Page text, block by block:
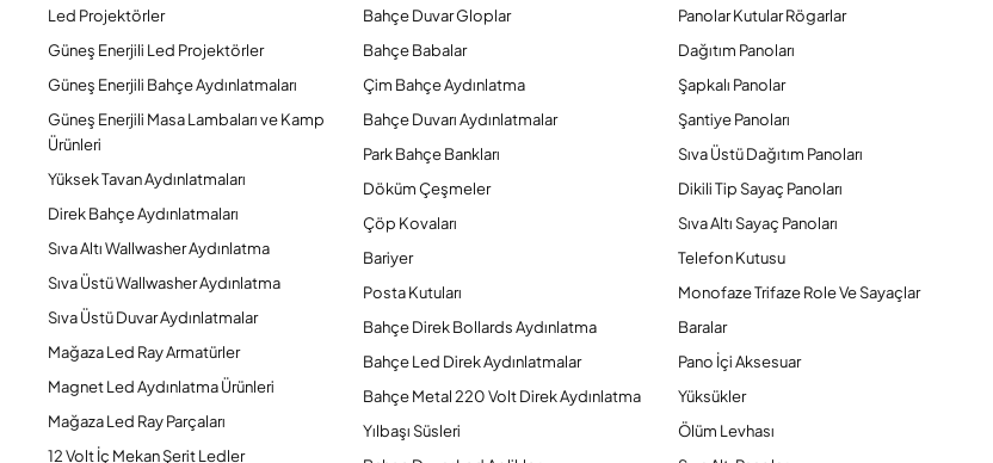
Led Projektörler
Güneş Enerjili Led Projektörler
Güneş Enerjili Bahçe Aydınlatmaları
Güneş Enerjili Masa Lambaları ve Kamp
Ürünleri
Yüksek Tavan Aydınlatmaları
Direk Bahçe Aydınlatmaları
Sıva Altı Wallwasher Aydınlatma
Sıva Üstü Wallwasher Aydınlatma
Sıva Üstü Duvar Aydınlatmalar
Mağaza Led Ray Armatürler
Magnet Led Aydınlatma Ürünleri
Mağaza Led Ray Parçaları
12 Volt İç Mekan Şerit Ledler
Bahçe Duvar Gloplar
Bahçe Babalar
Çim Bahçe Aydınlatma
Bahçe Duvarı Aydınlatmalar
Park Bahçe Bankları
Döküm Çeşmeler
Çöp Kovaları
Bariyer
Posta Kutuları
Bahçe Direk Bollards Aydınlatma
Bahçe Led Direk Aydınlatmalar
Bahçe Metal 220 Volt Direk Aydınlatma
Yılbaşı Süsleri
Panolar Kutular Rögarlar
Dağıtım Panoları
Şapkalı Panolar
Şantiye Panoları
Sıva Üstü Dağıtım Panoları
Dikili Tip Sayaç Panoları
Sıva Altı Sayaç Panoları
Telefon Kutusu
Monofaze Trifaze Role Ve Sayaçlar
Baralar
Pano İçi Aksesuar
Yüksükler
Ölüm Levhası